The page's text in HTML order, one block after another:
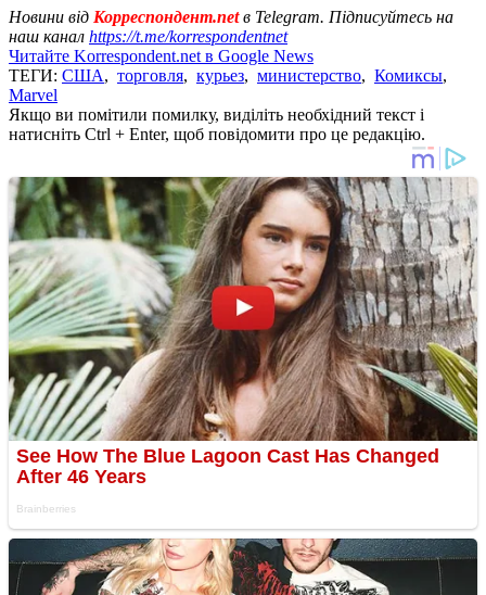
Новини від Корреспондент.netв Telegram. Підписуйтесь на
наш канал https://t.me/korrespondentnet
Читайте Korrespondent.net в Google News
ТЕГИ: США, торговля, курьез, министерство, Комиксы,
Marvel
Якщо ви помітили помилку, виділіть необхідний текст і
натисніть Ctrl + Enter, щоб повідомити про це редакцію.